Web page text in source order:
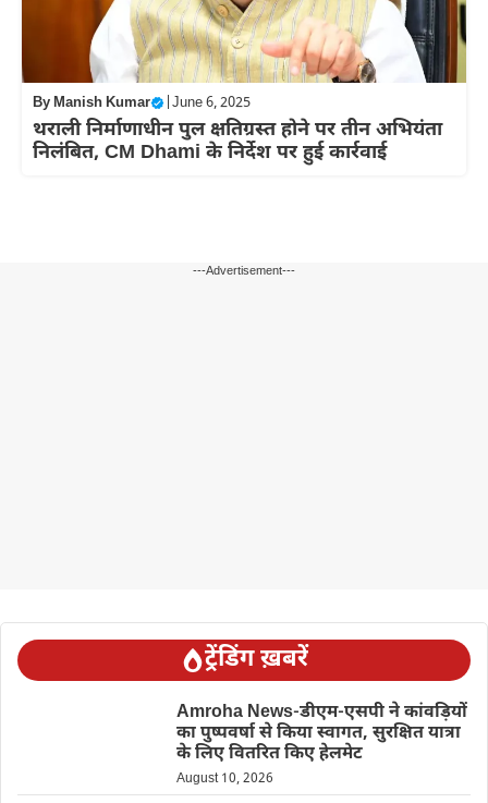
ByManish Kumar June 6, 2025
थराली निर्माणाधीन पुल क्षतिग्रस्त होने पर तीन अभियंता
निलंबित, CM Dhami के निर्देश पर हुई कार्रवाई
---Advertisement---
ट्रेंडिंग ख़बरें
Amroha News-डीएम-एसपी ने कांवड़ियों
का पुष्पवर्षा से किया स्वागत, सुरक्षित यात्रा
के लिए वितरित किए हेलमेट
August 10, 2026